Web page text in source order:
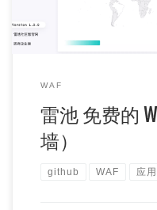
WAF
雷池 免费的
墙）
github WAF 应